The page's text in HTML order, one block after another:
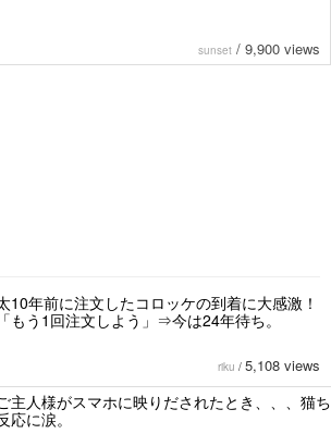
sunset / 9,900 views
10年前に注文したコロッケの到着に大感激！
もう1回注文しよう」⇒今は24年待ち。
riku / 5,108 views
主人様がスマホに映りだされたとき、、、猫ち
応に涙。